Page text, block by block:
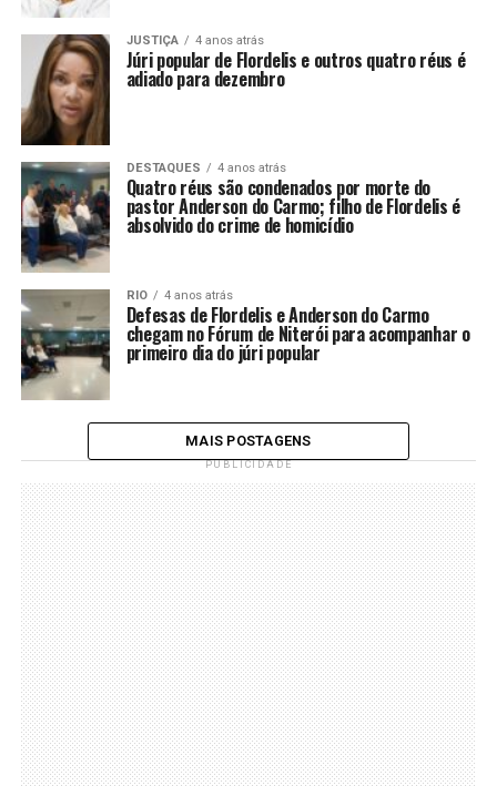
JUSTIÇA 4 anos atrás
Júri popular de Flordelis e outros quatro réus é
adiado para dezembro
DESTAQUES 4 anos atrás
Quatro réus são condenados por morte do
pastor Anderson do Carmo; filho de Flordelis é
absolvido do crime de homicídio
RIO 4 anos atrás
Defesas de Flordelis e Anderson do Carmo
chegam no Fórum de Niterói para acompanhar o
primeiro dia do júri popular
MAIS POSTAGENS
PUBLICIDADE